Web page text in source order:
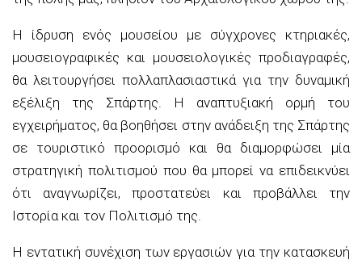
Η ίδρυση ενός μουσείου με σύγχρονες κτηριακές,
μουσειογραφικές και μουσειολογικές προδιαγραφές,
θα λειτουργήσει πολλαπλασιαστικά για την δυναμική
εξέλιξη της Σπάρτης. Η αναπτυξιακή ορμή του
εγχειρήματος, θα βοηθήσει στην ανάδειξη της Σπάρτης
σε τουριστικό προορισμό και θα διαμορφώσει μία
στρατηγική πολιτισμού που θα μπορεί να επιδεικνύει
ότι αναγνωρίζει, προστατεύει και προβάλλει την
Ιστορία και τον Πολιτισμό της.
Η εντατική συνέχιση των εργασιών για την κατασκευή